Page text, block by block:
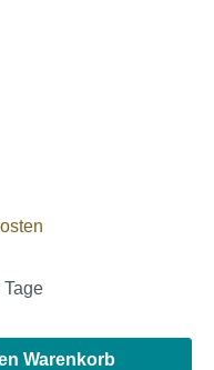
Tage
Warenkorb